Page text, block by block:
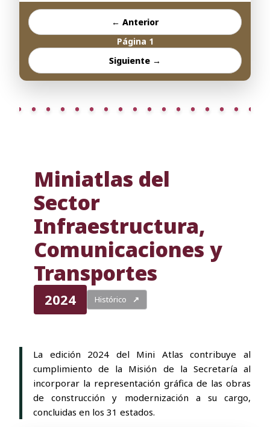
← Anterior
Página 1
Siguiente →
Miniatlas del
Sector
Infraestructura,
Comunicaciones y
Transportes
2024 Histórico ↗
La edición 2024 del Mini Atlas contribuye al
cumplimiento de la Misión de la Secretaría al
incorporar la representación gráfica de las obras
de construcción y modernización a su cargo,
concluidas en los 31 estados.